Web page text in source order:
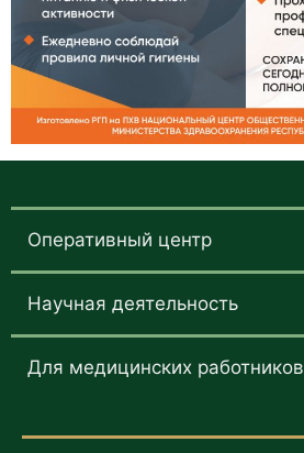
Оперативный центр
Научная деятельность
Для медицинских работников